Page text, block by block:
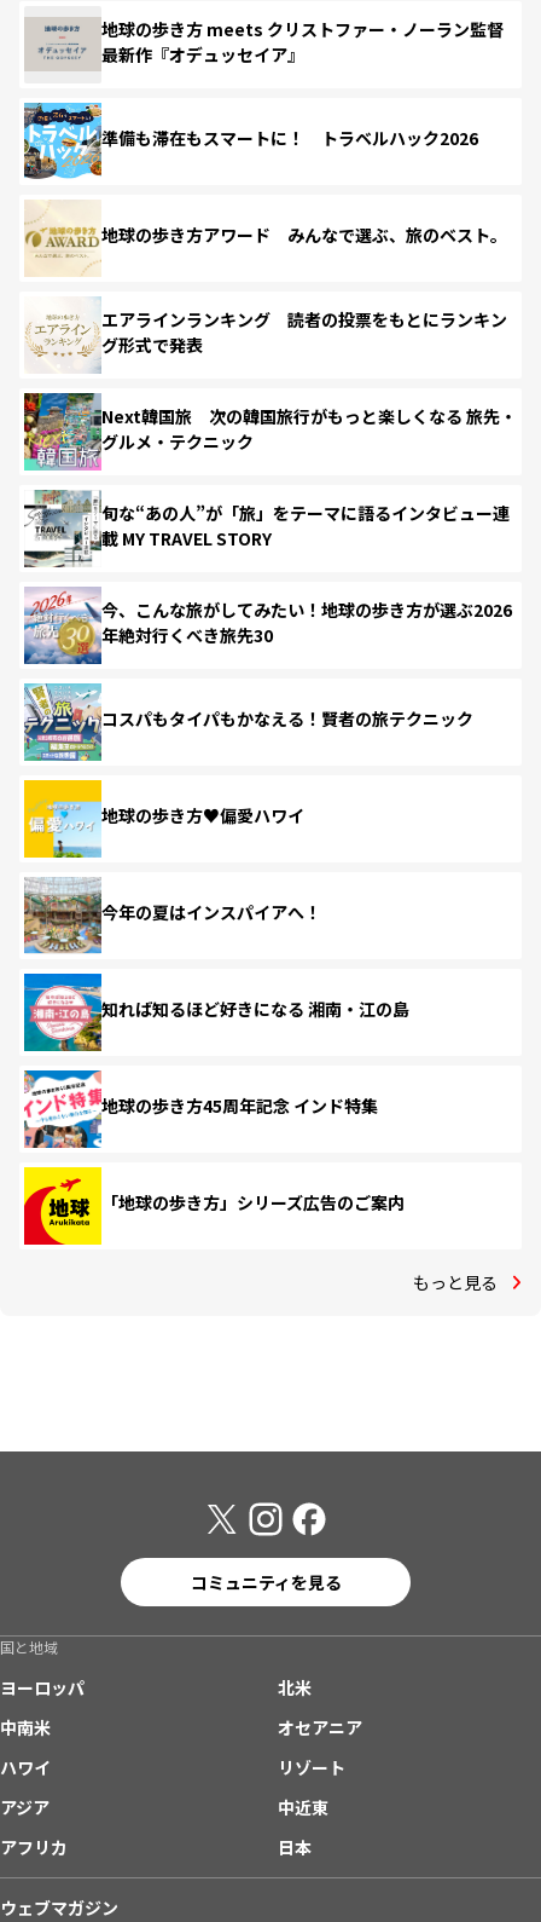
地球の歩き方 meets クリストファー・ノーラン監督
最新作『オデュッセイア』
準備も滞在もスマートに！ トラベルハック2026
地球の歩き方アワード みんなで選ぶ、旅のベスト。
エアラインランキング 読者の投票をもとにランキン
グ形式で発表
Next韓国旅 次の韓国旅行がもっと楽しくなる 旅先・
グルメ・テクニック
旬な“あの人”が「旅」をテーマに語るインタビュー連
載 MY TRAVEL STORY
今、こんな旅がしてみたい！地球の歩き方が選ぶ2026
年絶対行くべき旅先30
コスパもタイパもかなえる！賢者の旅テクニック
地球の歩き方♥偏愛ハワイ
今年の夏はインスパイアへ！
知れば知るほど好きになる 湘南・江の島
地球の歩き方45周年記念 インド特集
「地球の歩き方」シリーズ広告のご案内
もっと見る
コミュニティを見る
国と地域
ヨーロッパ
北米
中南米
オセアニア
ハワイ
リゾート
アジア
中近東
アフリカ
日本
ウェブマガジン